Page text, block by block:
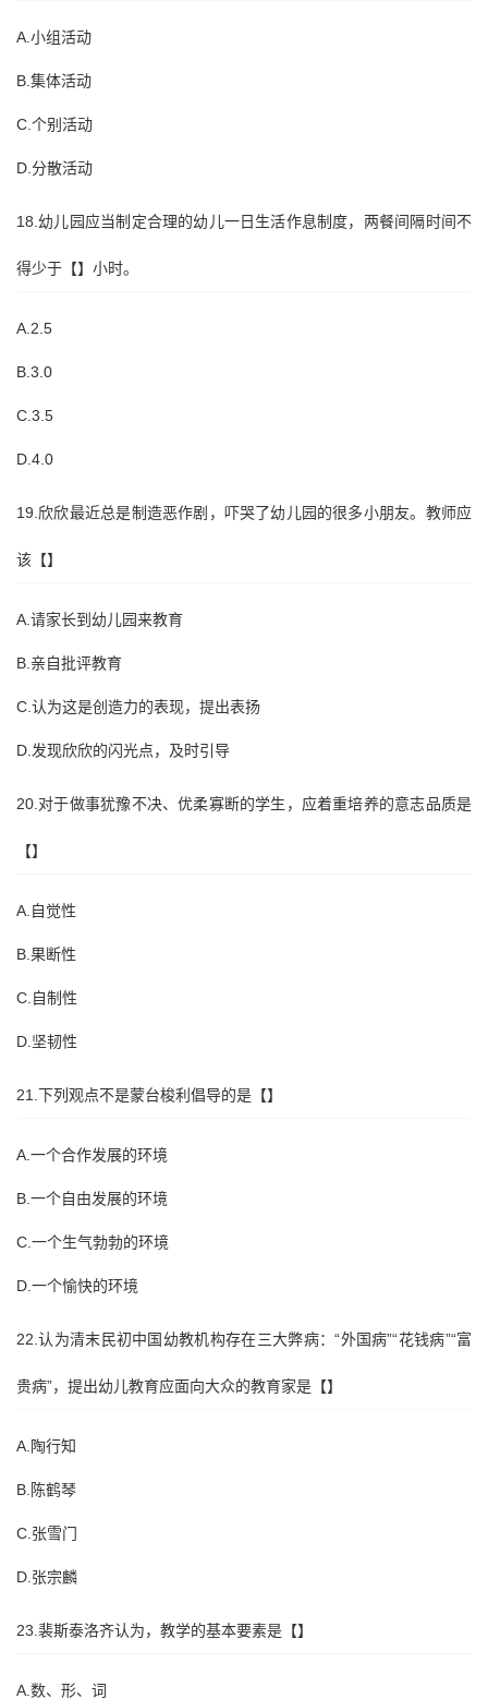
A.小组活动
B.集体活动
C.个别活动
D.分散活动
18.幼儿园应当制定合理的幼儿一日生活作息制度，两餐间隔时间不
得少于【】小时。
A.2.5
B.3.0
C.3.5
D.4.0
19.欣欣最近总是制造恶作剧，吓哭了幼儿园的很多小朋友。教师应
该【】
A.请家长到幼儿园来教育
B.亲自批评教育
C.认为这是创造力的表现，提出表扬
D.发现欣欣的闪光点，及时引导
20.对于做事犹豫不决、优柔寡断的学生，应着重培养的意志品质是
【】
A.自觉性
B.果断性
C.自制性
D.坚韧性
21.下列观点不是蒙台梭利倡导的是【】
A.一个合作发展的环境
B.一个自由发展的环境
C.一个生气勃勃的环境
D.一个愉快的环境
22.认为清末民初中国幼教机构存在三大弊病：“外国病”“花钱病”“富
贵病”，提出幼儿教育应面向大众的教育家是【】
A.陶行知
B.陈鹤琴
C.张雪门
D.张宗麟
23.裴斯泰洛齐认为，教学的基本要素是【】
A.数、形、词